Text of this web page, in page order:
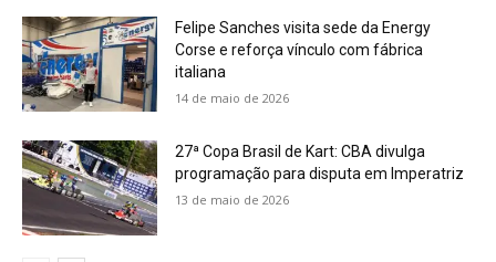
Felipe Sanches visita sede da Energy
Corse e reforça vínculo com fábrica
italiana
14 de maio de 2026
27ª Copa Brasil de Kart: CBA divulga
programação para disputa em Imperatriz
13 de maio de 2026